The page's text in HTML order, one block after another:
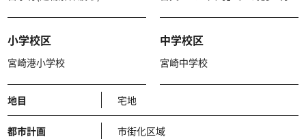
小学校区
宮崎港小学校
中学校区
宮崎中学校
地目 宅地
都市計画 市街化区域